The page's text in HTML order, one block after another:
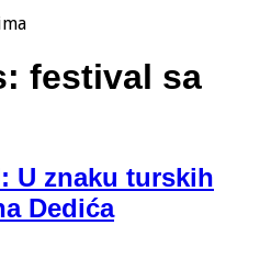
festival sa
U znaku turskih
Dedića